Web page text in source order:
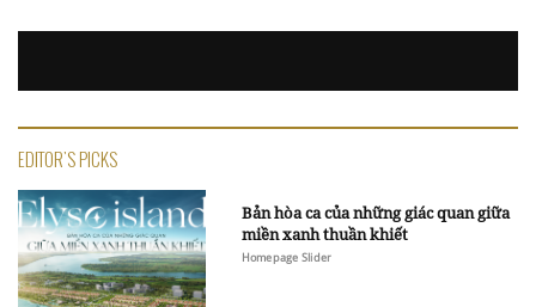
EDITOR'S PICKS
Bản hòa ca của những giác quan giữa
miền xanh thuần khiết
Homepage Slider